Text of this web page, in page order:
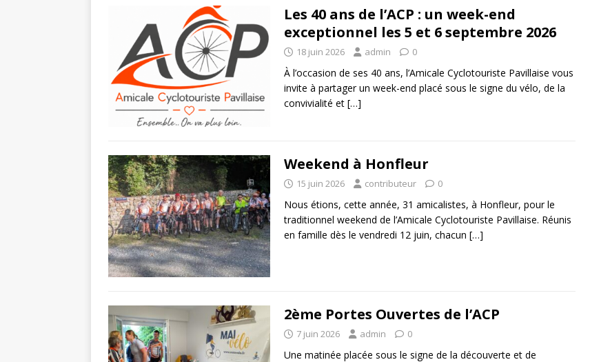
Les 40 ans de l’ACP : un week-end
exceptionnel les 5 et 6 septembre 2026
18 juin 2026 admin 0
À l’occasion de ses 40 ans, l’Amicale Cyclotouriste Pavillaise vous
invite à partager un week-end placé sous le signe du vélo, de la
convivialité et […]
Weekend à Honfleur
15 juin 2026 contributeur 0
Nous étions, cette année, 31 amicalistes, à Honfleur, pour le
traditionnel weekend de l’Amicale Cyclotouriste Pavillaise. Réunis
en famille dès le vendredi 12 juin, chacun […]
2ème Portes Ouvertes de l’ACP
7 juin 2026 admin 0
Une matinée placée sous le signe de la découverte et de